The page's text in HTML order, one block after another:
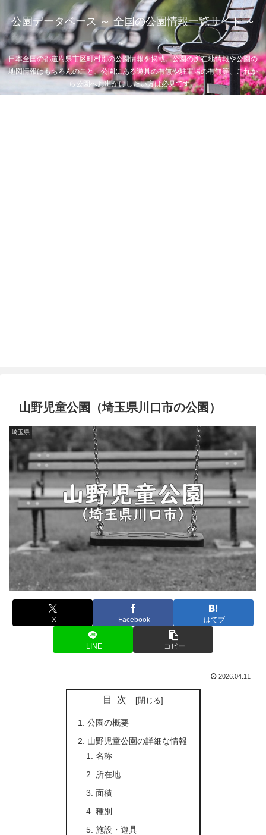
公園データベース ～ 全国の公園情報一覧サイト ～
日本全国の都道府県市区町村別の公園情報を掲載。公園の所在地情報や公園の
地図情報はもちろんのこと、公園にある遊具の有無や駐車場の有無等、これか
ら公園へお出かけしたい方は必見です。
山野児童公園（埼玉県川口市の公園）
埼玉県
X Facebook はてブ
LINE コピー
2026.04.11
目次
公園の概要
山野児童公園の詳細な情報
名称
所在地
面積
種別
施設・遊具